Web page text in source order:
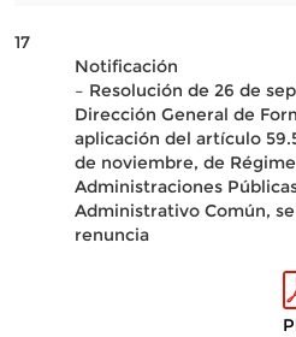
17
Notificación
– Resolución de 26 de
Dirección General de
aplicación del artículo
de noviembre, de
Administraciones
Administrativo Común,
renuncia